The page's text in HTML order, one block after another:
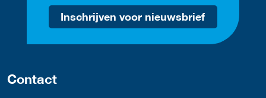
Inschrijven voor nieuwsbrief
Contact